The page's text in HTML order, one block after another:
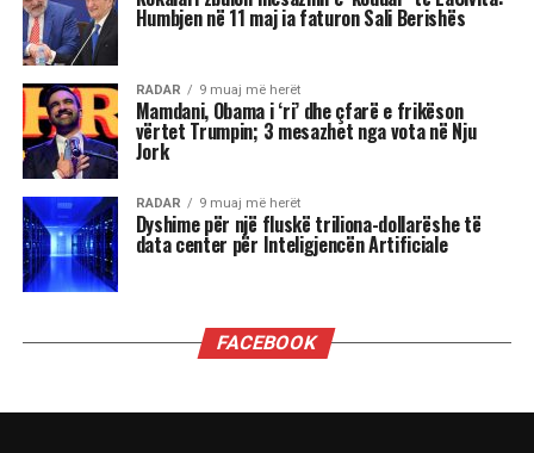
Tenda e madhe, kostoja e lartë e jetesës,
rregullat në ndryshim të lojës: në dritën e fitores
së Mamdanit, kryetarit të ri të bashkisë së Nju
Jorkut, Socialist Demokrat, dhe sukseseve të tjera
të Partisë Progresive në zgjedhjet e 4 nëntorit,
nga fitimi i posteve të guvernatorëve të
Virxhinias dhe Nju Xhersit deri te fitorja në
referendum në Kaliforni, këto tre fronte do të
jenë vendimtare, një vit nga tani, në zgjedhjet e
nga kontrolli i Kongresit.
Fitorja e madhe e Mamdanit, me mobilizimin e